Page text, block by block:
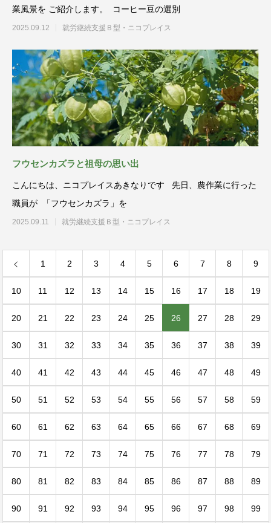
業風景を ご紹介します。 コーヒー豆の選別
2025.09.12 就労継続支援Ｂ型・ニコプレイス
フウセンカズラと祖母の思い出
こんにちは、ニコプレイスあきなりです 先日、農作業に行った
職員が 「フウセンカズラ」を
2025.09.11 就労継続支援Ｂ型・ニコプレイス
1 2 3 4 5 6 7 8 9
10 11 12 13 14 15 16 17 18 19
20 21 22 23 24 25 26 27 28 29
30 31 32 33 34 35 36 37 38 39
40 41 42 43 44 45 46 47 48 49
50 51 52 53 54 55 56 57 58 59
60 61 62 63 64 65 66 67 68 69
70 71 72 73 74 75 76 77 78 79
80 81 82 83 84 85 86 87 88 89
90 91 92 93 94 95 96 97 98 99